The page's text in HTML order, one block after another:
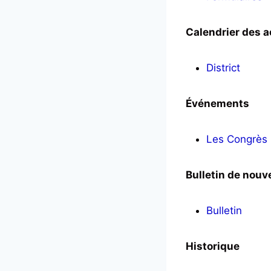
Calendrier des
District
Événements
Les Congrès
Bulletin de
Bulletin
Historique